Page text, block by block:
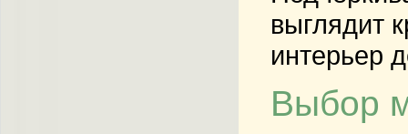
выглядит
интерьер
Выбор